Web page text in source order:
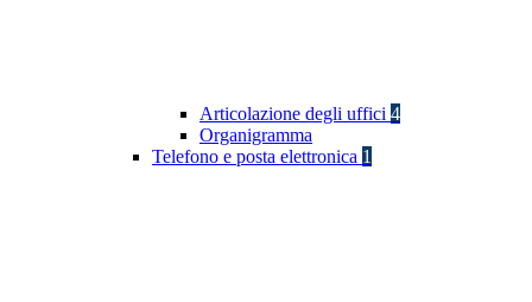
Articolazione degli uffici 4
Organigramma
Telefono e posta elettronica 1